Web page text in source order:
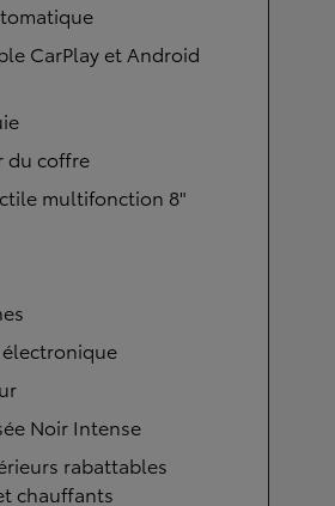
CarPlay et Android
du coffre
multifonction 8"
Noir Intense
rabattables
chauffants